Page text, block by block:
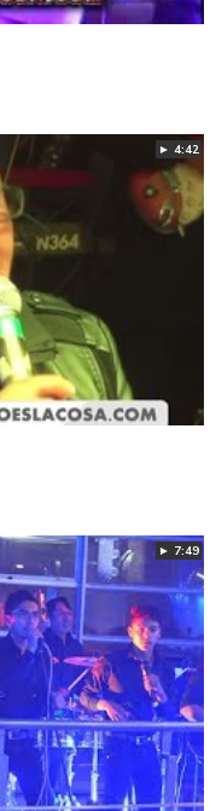
► 4:42
► 7:49